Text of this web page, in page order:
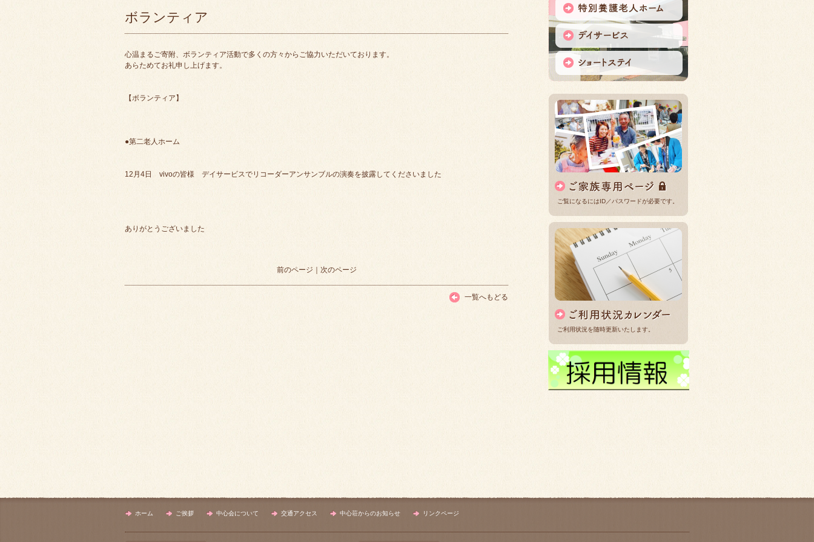
ボランティア
心温まるご寄附、ボランティア活動で多くの方々からご協力いただいております。
あらためてお礼申し上げます。
【ボランティア】
●第二老人ホーム
12月4日 vivoの皆様 デイサービスでリコーダーアンサンブルの演奏を披露してくださいました
ありがとうございました
前のページ 次のページ
一覧へもどる
ご覧になるにはID／パスワードが必要です。
ご利用状況を随時更新いたします。
ホーム ご挨拶 中心会について 交通アクセス 中心荘からのお知らせ リンクページ